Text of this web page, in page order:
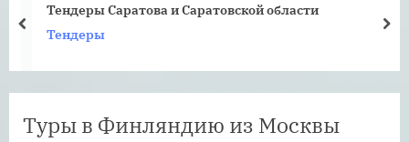
и Саратовской области Какие карты не
Банковские
prev
Туры в Финляндию из Москвы